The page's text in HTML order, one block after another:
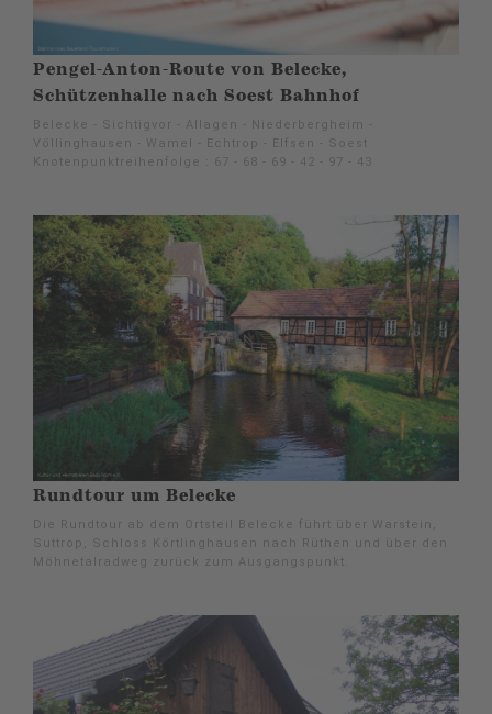
Pengel-Anton-Route von Belecke,
Schützenhalle nach Soest Bahnhof
Belecke - Sichtigvor - Allagen - Niederbergheim -
Völlinghausen - Wamel - Echtrop - Elfsen - Soest
Knotenpunktreihenfolge : 67 - 68 - 69 - 42 - 97 - 43
Rundtour um Belecke
Die Rundtour ab dem Ortsteil Belecke führt über Warstein,
Suttrop, Schloss Körtlinghausen nach Rüthen und über den
Möhnetalradweg zurück zum Ausgangspunkt.